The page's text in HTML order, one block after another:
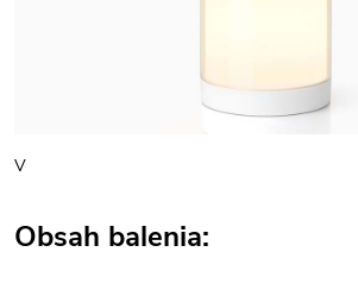
V
Obsah balenia: